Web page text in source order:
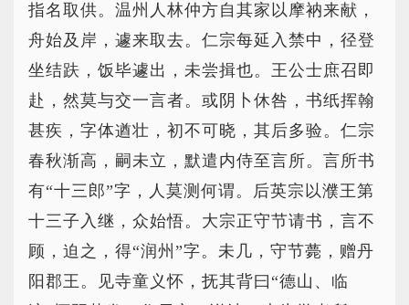
指名取供。温州人林仲方自其家以摩衲来献，
舟始及岸，遽来取去。仁宗每延入禁中，径登
坐结趺，饭毕遽出，未尝揖也。王公士庶召即
赴，然莫与交一言者。或阴卜休咎，书纸挥翰
甚疾，字体遒壮，初不可晓，其后多验。仁宗
春秋渐高，嗣未立，默遣内侍至言所。言所书
有“十三郎”字，人莫测何谓。后英宗以濮王第
十三子入继，众始悟。大宗正守节请书，言不
顾，迫之，得“润州”字。未几，守节薨，赠丹
阳郡王。见寺童义怀，抚其背曰“德山、临